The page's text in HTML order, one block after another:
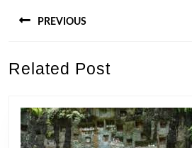
PREVIOUS
post:
Related Post